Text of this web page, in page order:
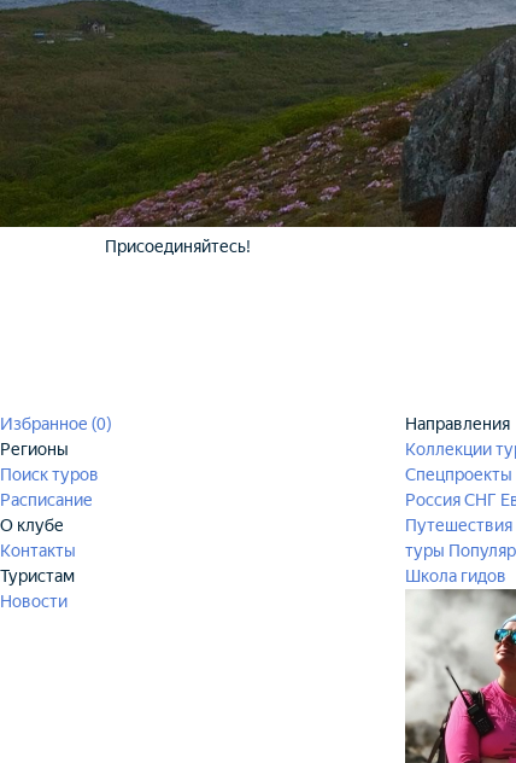
Присоединяйтесь!
Избранное (0)
Регионы
Поиск туров
Расписание
О клубе
Контакты
Туристам
Новости
Направления
Коллекции
Спецпроекты
РоссияСНГ
Путешествия
туры
Школа гидов